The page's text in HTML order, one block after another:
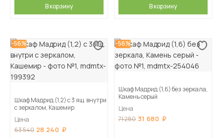
В корзину В корзину
-56%
Шкаф Мадрид (1,2) с 3 ящ. внутри
с зеркалом, Кашемир
Цена
63 540 28 240
-56%
Шкаф Мадрид (1,6) без зеркала,
Камень серый
Цена
71 280 31 680